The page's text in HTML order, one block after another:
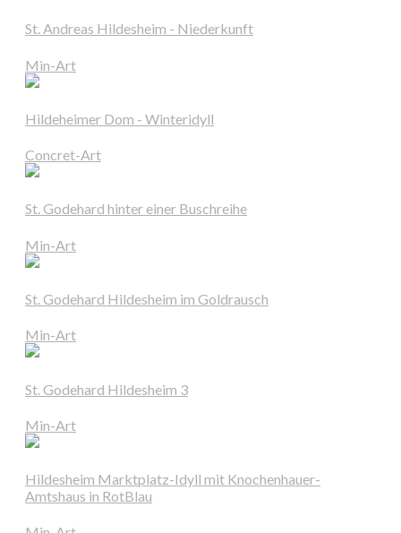
St. Andreas Hildesheim - Niederkunft
Min-Art
Hildeheimer Dom - Winteridyll
Concret-Art
St. Godehard hinter einer Buschreihe
Min-Art
St. Godehard Hildesheim im Goldrausch
Min-Art
St. Godehard Hildesheim 3
Min-Art
Hildesheim Marktplatz-Idyll mit Knochenhauer-
Amtshaus in RotBlau